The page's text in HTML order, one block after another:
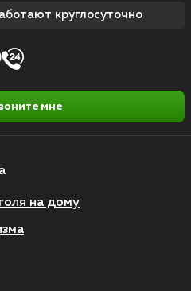
на дому
круглосуточно
мне